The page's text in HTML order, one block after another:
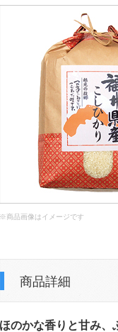
※商品画像はイメージです
商品詳細
ほのかな香りと甘み、